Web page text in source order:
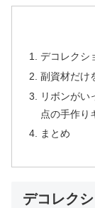
デコレクシ
副資材だけ
リボンがい
点の手作り
まとめ
デコレク